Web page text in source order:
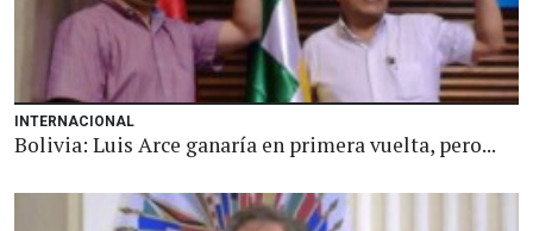
INTERNACIONAL
Bolivia: Luis Arce ganaría en primera vuelta, pero...